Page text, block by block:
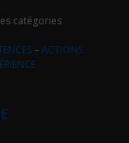
catégories
–ACTIONS